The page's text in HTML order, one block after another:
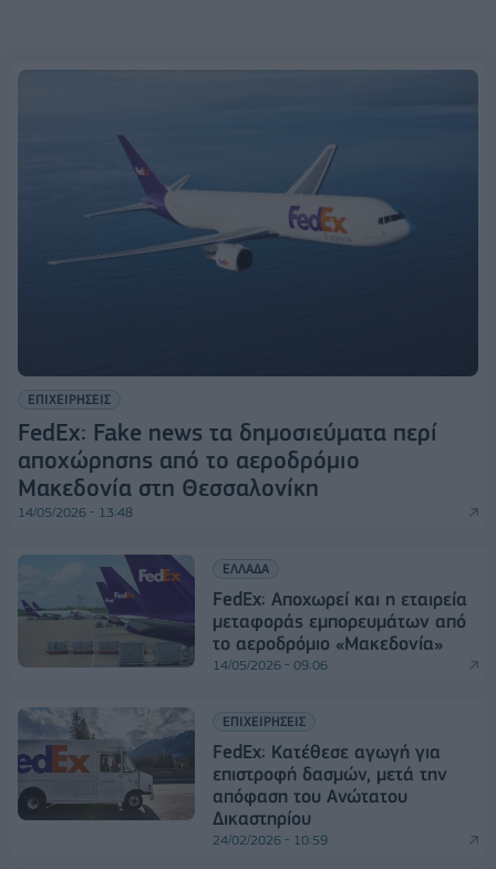
ΕΠΙΧΕΙΡΗΣΕΙΣ
FedEx: Fake news τα δημοσιεύματα περί
αποχώρησης από το αεροδρόμιο
Μακεδονία στη Θεσσαλονίκη
14/05/2026 - 13:48
ΕΛΛΑΔΑ
FedEx: Αποχωρεί και η εταιρεία
μεταφοράς εμπορευμάτων από
το αεροδρόμιο «Μακεδονία»
14/05/2026 - 09:06
ΕΠΙΧΕΙΡΗΣΕΙΣ
FedEx: Κατέθεσε αγωγή για
επιστροφή δασμών, μετά την
απόφαση του Ανώτατου
Δικαστηρίου
24/02/2026 - 10:59